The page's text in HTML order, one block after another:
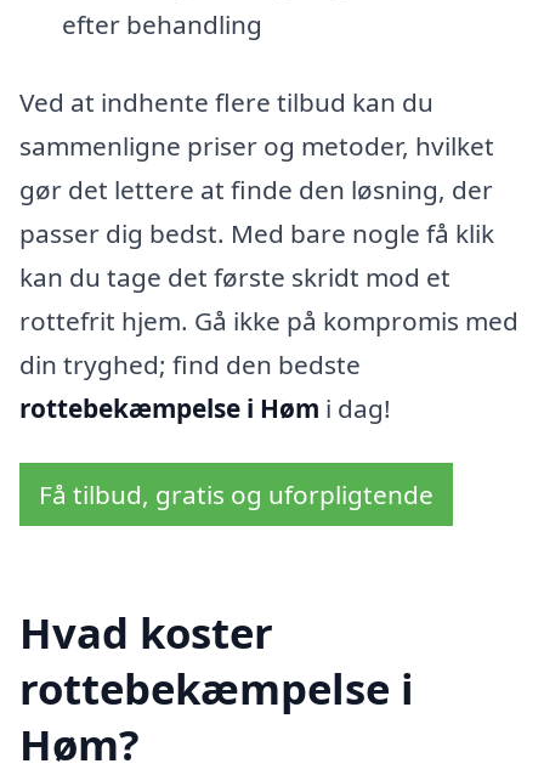
efter behandling
Ved at indhente flere tilbud kan du
sammenligne priser og metoder, hvilket
gør det lettere at finde den løsning, der
passer dig bedst. Med bare nogle få klik
kan du tage det første skridt mod et
rottefrit hjem. Gå ikke på kompromis med
din tryghed; find den bedste
rottebekæmpelse i Høm i dag!
Få tilbud, gratis og uforpligtende
Hvad koster
rottebekæmpelse i
Høm?